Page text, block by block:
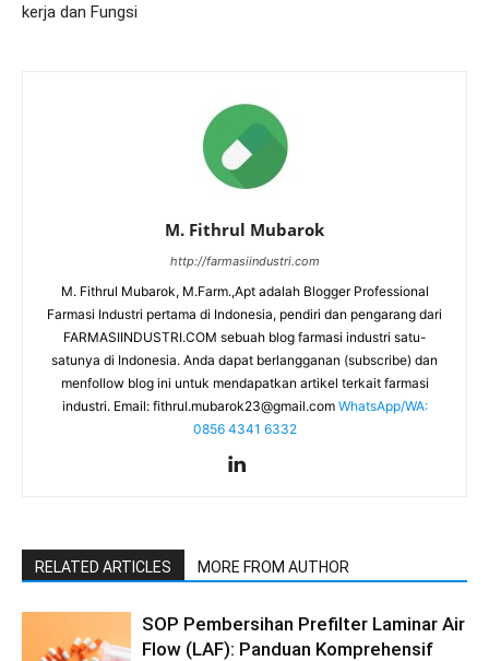
kerja dan Fungsi
M. Fithrul Mubarok
http://farmasiindustri.com
M. Fithrul Mubarok, M.Farm.,Apt adalah Blogger Professional
Farmasi Industri pertama di Indonesia, pendiri dan pengarang dari
FARMASIINDUSTRI.COM sebuah blog farmasi industri satu-
satunya di Indonesia. Anda dapat berlangganan (subscribe) dan
menfollow blog ini untuk mendapatkan artikel terkait farmasi
industri. Email: fithrul.mubarok23@gmail.com WhatsApp/WA:
0856 4341 6332
RELATED ARTICLES MORE FROM AUTHOR
SOP Pembersihan Prefilter Laminar Air
Flow (LAF): Panduan Komprehensif